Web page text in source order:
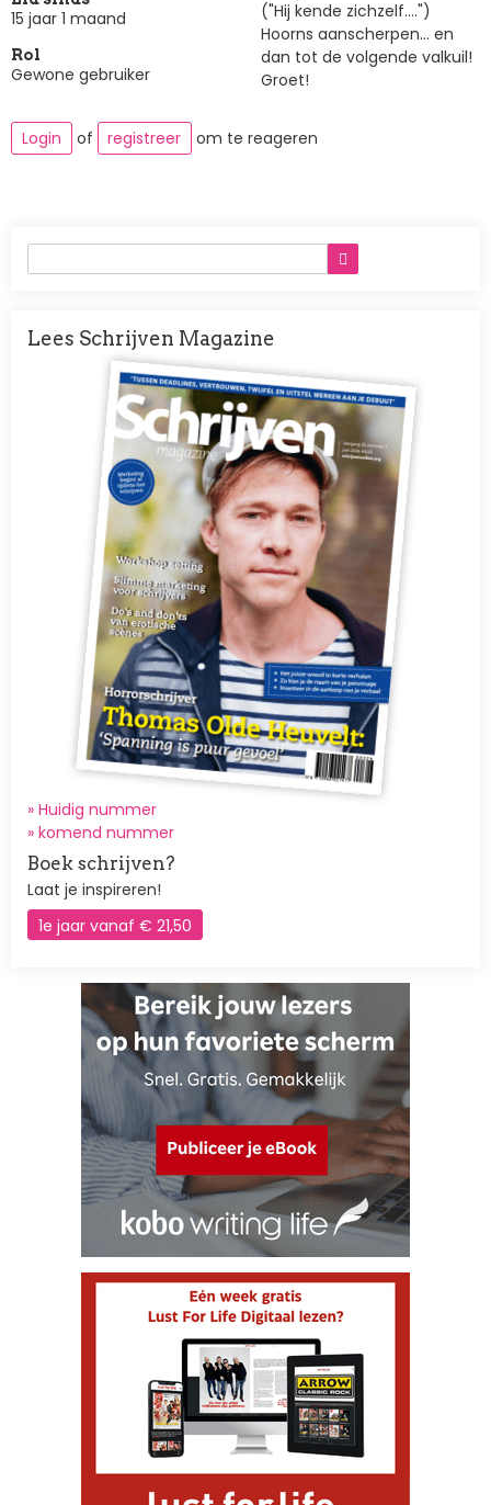
15 jaar 1 maand
Rol
Gewone gebruiker
("Hij kende zichzelf....")
Hoorns aanscherpen... en
dan tot de volgende valkuil!
Groet!
Login of registreer om te reageren
Lees Schrijven Magazine
Afbeelding
» Huidig nummer
» komend nummer
Boek schrijven?
Laat je inspireren!
1e jaar vanaf € 21,50